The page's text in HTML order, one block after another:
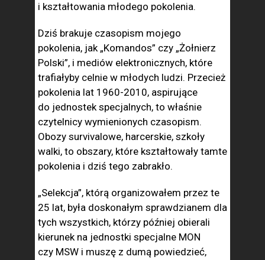
i kształtowania młodego pokolenia.
Dziś brakuje czasopism mojego
pokolenia, jak „Komandos” czy „Żołnierz
Polski”, i mediów elektronicznych, które
trafiałyby celnie w młodych ludzi. Przecież
pokolenia lat 1960-2010, aspirujące
do jednostek specjalnych, to właśnie
czytelnicy wymienionych czasopism.
Obozy survivalowe, harcerskie, szkoły
walki, to obszary, które kształtowały tamte
pokolenia i dziś tego zabrakło.
„Selekcja”, którą organizowałem przez te
25 lat, była doskonałym sprawdzianem dla
tych wszystkich, którzy później obierali
kierunek na jednostki specjalne MON
czy MSW i muszę z dumą powiedzieć,